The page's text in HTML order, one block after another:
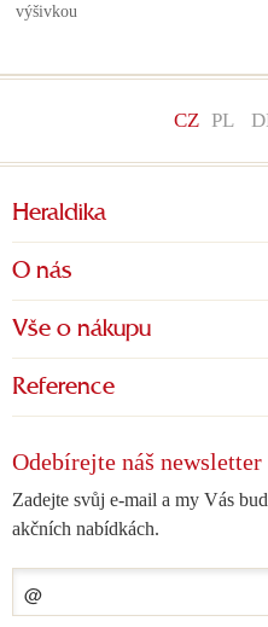
výšivkou
CZ PL
Heraldika
O nás
Vše o nákupu
Reference
Odebírejte náš newsletter
Zadejte svůj e-mail a my Vás
akčních nabídkách.